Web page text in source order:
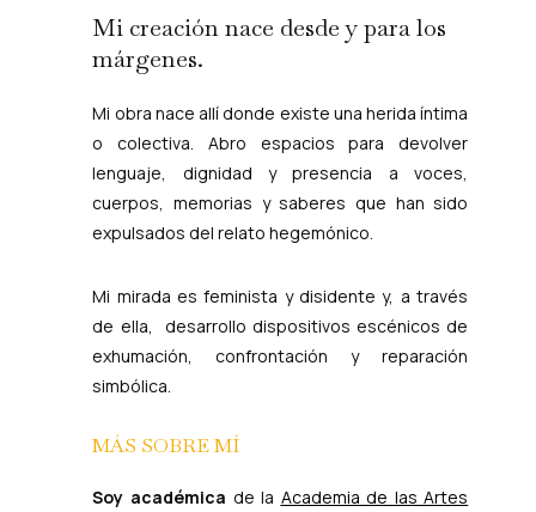
Mi creación nace desde y para los
márgenes.
Mi obra nace allí donde existe una herida íntima
o colectiva. Abro espacios para devolver
lenguaje, dignidad y presencia a voces,
cuerpos, memorias y saberes que han sido
expulsados del relato hegemónico.
Mi mirada es feminista y disidente y, a través
de ella, desarrollo dispositivos escénicos de
exhumación, confrontación y reparación
simbólica.
MÁS SOBRE MÍ
Soy académica de la Academia de las Artes